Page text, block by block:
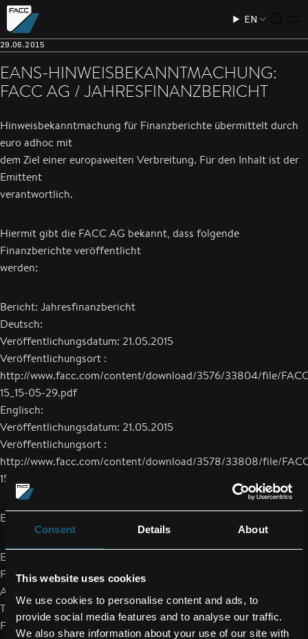
Consent Details About
This website uses cookies
We use cookies to personalise content and ads, to
provide social media features and to analyse our traffic.
We also share information about your use of our site with
EN
29.06.2015
EANS-HINWEISBEKANNTMACHUNG:
FACC AG / JAHRESFINANZBERICHT
Hinweisbekanntmachung für Finanzberichte übermittelt durch
euro adhoc mit
dem Ziel einer europaweiten Verbreitung. Für den Inhalt ist der
Emittent
verantwortlich.
Hiermit gibt die FACC AG bekannt, dass folgende
Finanzberichte veröffentlicht
werden:
Bericht: Jahresfinanzbericht
Deutsch:
Veröffentlichungsdatum: 21.05.2015
Veröffentlichungsort :
http://www.facc.com/content/download/3576/33804/file/
15_15-05-29.pdf
Englisch:
Veröffentlichungsdatum: 21.05.2015
Veröffentlichungsort :
http://www.facc.com/content/download/3578/33808/file/
15_15-05-29.pdf
Ende der Mitteilung euro adhoc
Emittent: FACC AG
Fischerstraße 9
A-4910 Ried im Innkreis
Telefon: +43/59/616-0
FAX: +43/59/616-81000